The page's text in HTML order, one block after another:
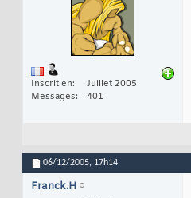
Inscrit en
Juillet 2005
Messages
401
06/12/2005, 17h14
Franck.H